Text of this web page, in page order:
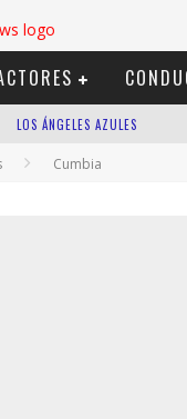
LOS ÁNGELES AZULES
SHOWS VIA STREAMING
Cumbia